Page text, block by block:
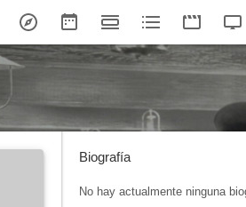
Biografía
No hay actualmente ninguna